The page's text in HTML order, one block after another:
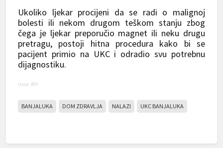
Ukoliko ljekar procijeni da se radi o malignoj
bolesti ili nekom drugom teškom stanju zbog
čega je ljekar preporučio magnet ili neku drugu
pretragu, postoji hitna procedura kako bi se
pacijent primio na UKC i odradio svu potrebnu
dijagnostiku.
Izvor: ATV
BANJALUKA DOM ZDRAVLJA NALAZI UKC BANJALUKA